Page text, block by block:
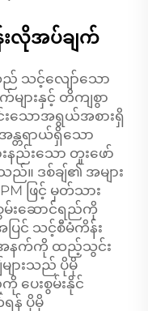
းလိုအပ်ချက်
ည် သင့်လျော်သော
ျားနှင့် တိကျစွာ
သောအရွယ်အစားရှိ
န္တရာယ်ရှိသော
နည်းသော တူးဖော်
ည်။ ဒစ်ချ်၏ အများ
ဖြင့် မှတ်သား
းဆောင်ရည်ကို
ြင် သင့်စီမံကိန်း
အနက်ကို ထည့်သွင်း
များသည် ပိုမို
ပေးစွမ်းနိုင်
န် ပိုမို